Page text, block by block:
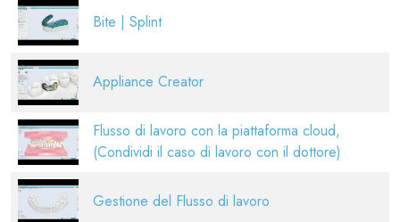
Bite | Splint
Appliance Creator
Flusso di lavoro con la piattaforma cloud,
(Condividi il caso di lavoro con il dottore)
Gestione del Flusso di lavoro